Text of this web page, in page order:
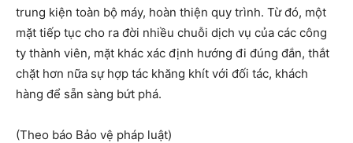
trung kiện toàn bộ máy, hoàn thiện quy trình. Từ đó, một
mặt tiếp tục cho ra đời nhiều chuỗi dịch vụ của các công
ty thành viên, mặt khác xác định hướng đi đúng đắn, thắt
chặt hơn nữa sự hợp tác khăng khít với đối tác, khách
hàng để sẵn sàng bứt phá.
(Theo báo Bảo vệ pháp luật)